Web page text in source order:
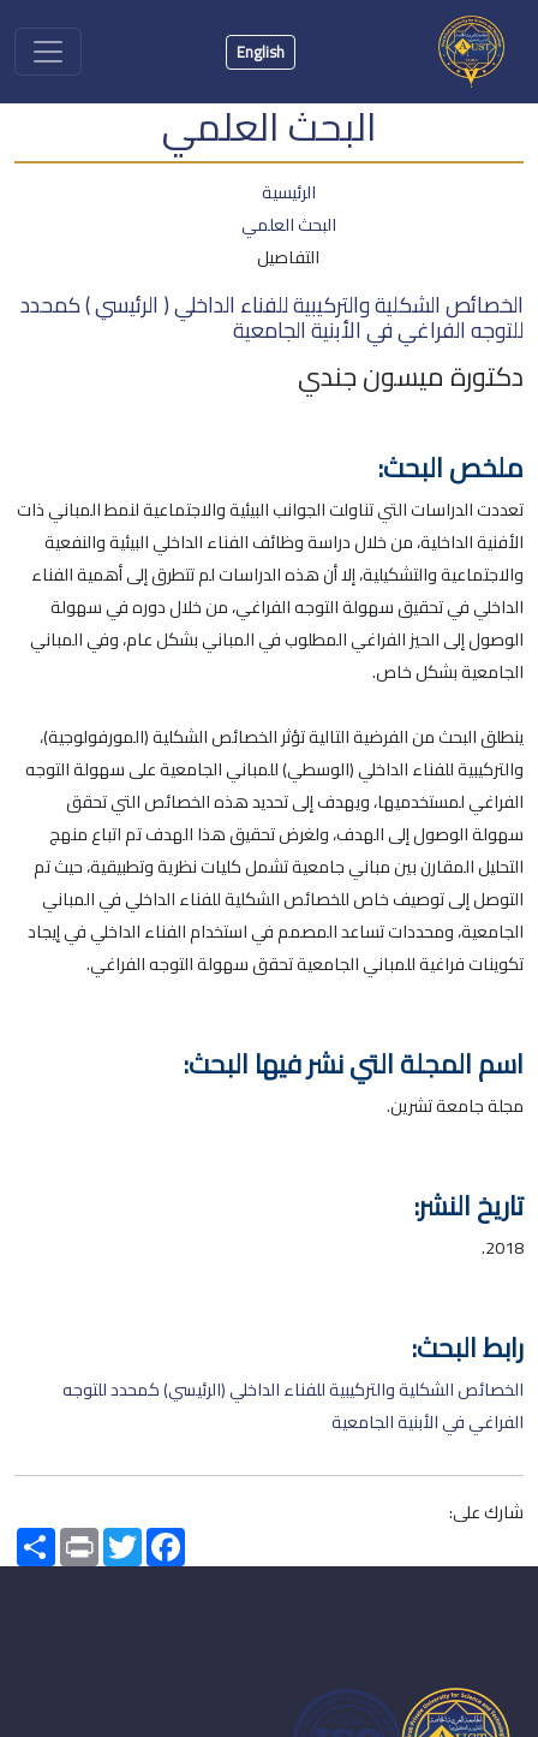
English
البحث العلمي
الرئيسية
البحث العلمي
التفاصيل
الخصائص الشكلية والتركيبية للفناء الداخلي ( الرئيسي ) كمحدد
للتوجه الفراغي في الأبنية الجامعية
دكتورة ميسون جندي
ملخص البحث:
تعددت الدراسات التي تناولت الجوانب البيئية والاجتماعية لنمط المباني ذات
الأفنية الداخلية، من خلال دراسة وظائف الفناء الداخلي البيئية والنفعية
والاجتماعية والتشكيلية، إلا أن هذه الدراسات لم تتطرق إلى أهمية الفناء
الداخلي في تحقيق سهولة التوجه الفراغي، من خلال دوره في سهولة
الوصول إلى الحيز الفراغي المطلوب في المباني بشكل عام، وفي المباني
الجامعية بشكل خاص.
ينطلق البحث من الفرضية التالية تؤثر الخصائص الشكلية (المورفولوجية)،
والتركيبية للفناء الداخلي (الوسطي) للمباني الجامعية على سهولة التوجه
الفراغي لمستخدميها، ويهدف إلى تحديد هذه الخصائص التي تحقق
سهولة الوصول إلى الهدف، ولغرض تحقيق هذا الهدف تم اتباع منهج
التحليل المقارن بين مباني جامعية تشمل كليات نظرية وتطبيقية، حيث تم
التوصل إلى توصيف خاص للخصائص الشكلية للفناء الداخلي في المباني
الجامعية، ومحددات تساعد المصمم في استخدام الفناء الداخلي في إيجاد
تكوينات فراغية للمباني الجامعية تحقق سهولة التوجه الفراغي.
اسم المجلة التي نشر فيها البحث:
مجلة جامعة تشرين.
تاريخ النشر:
2018.
رابط البحث:
الخصائص الشكلية والتركيبية للفناء الداخلي (الرئيسي) كمحدد للتوجه
الفراغي في الأبنية الجامعية
شارك على:
Share PrintTwitterFacebook